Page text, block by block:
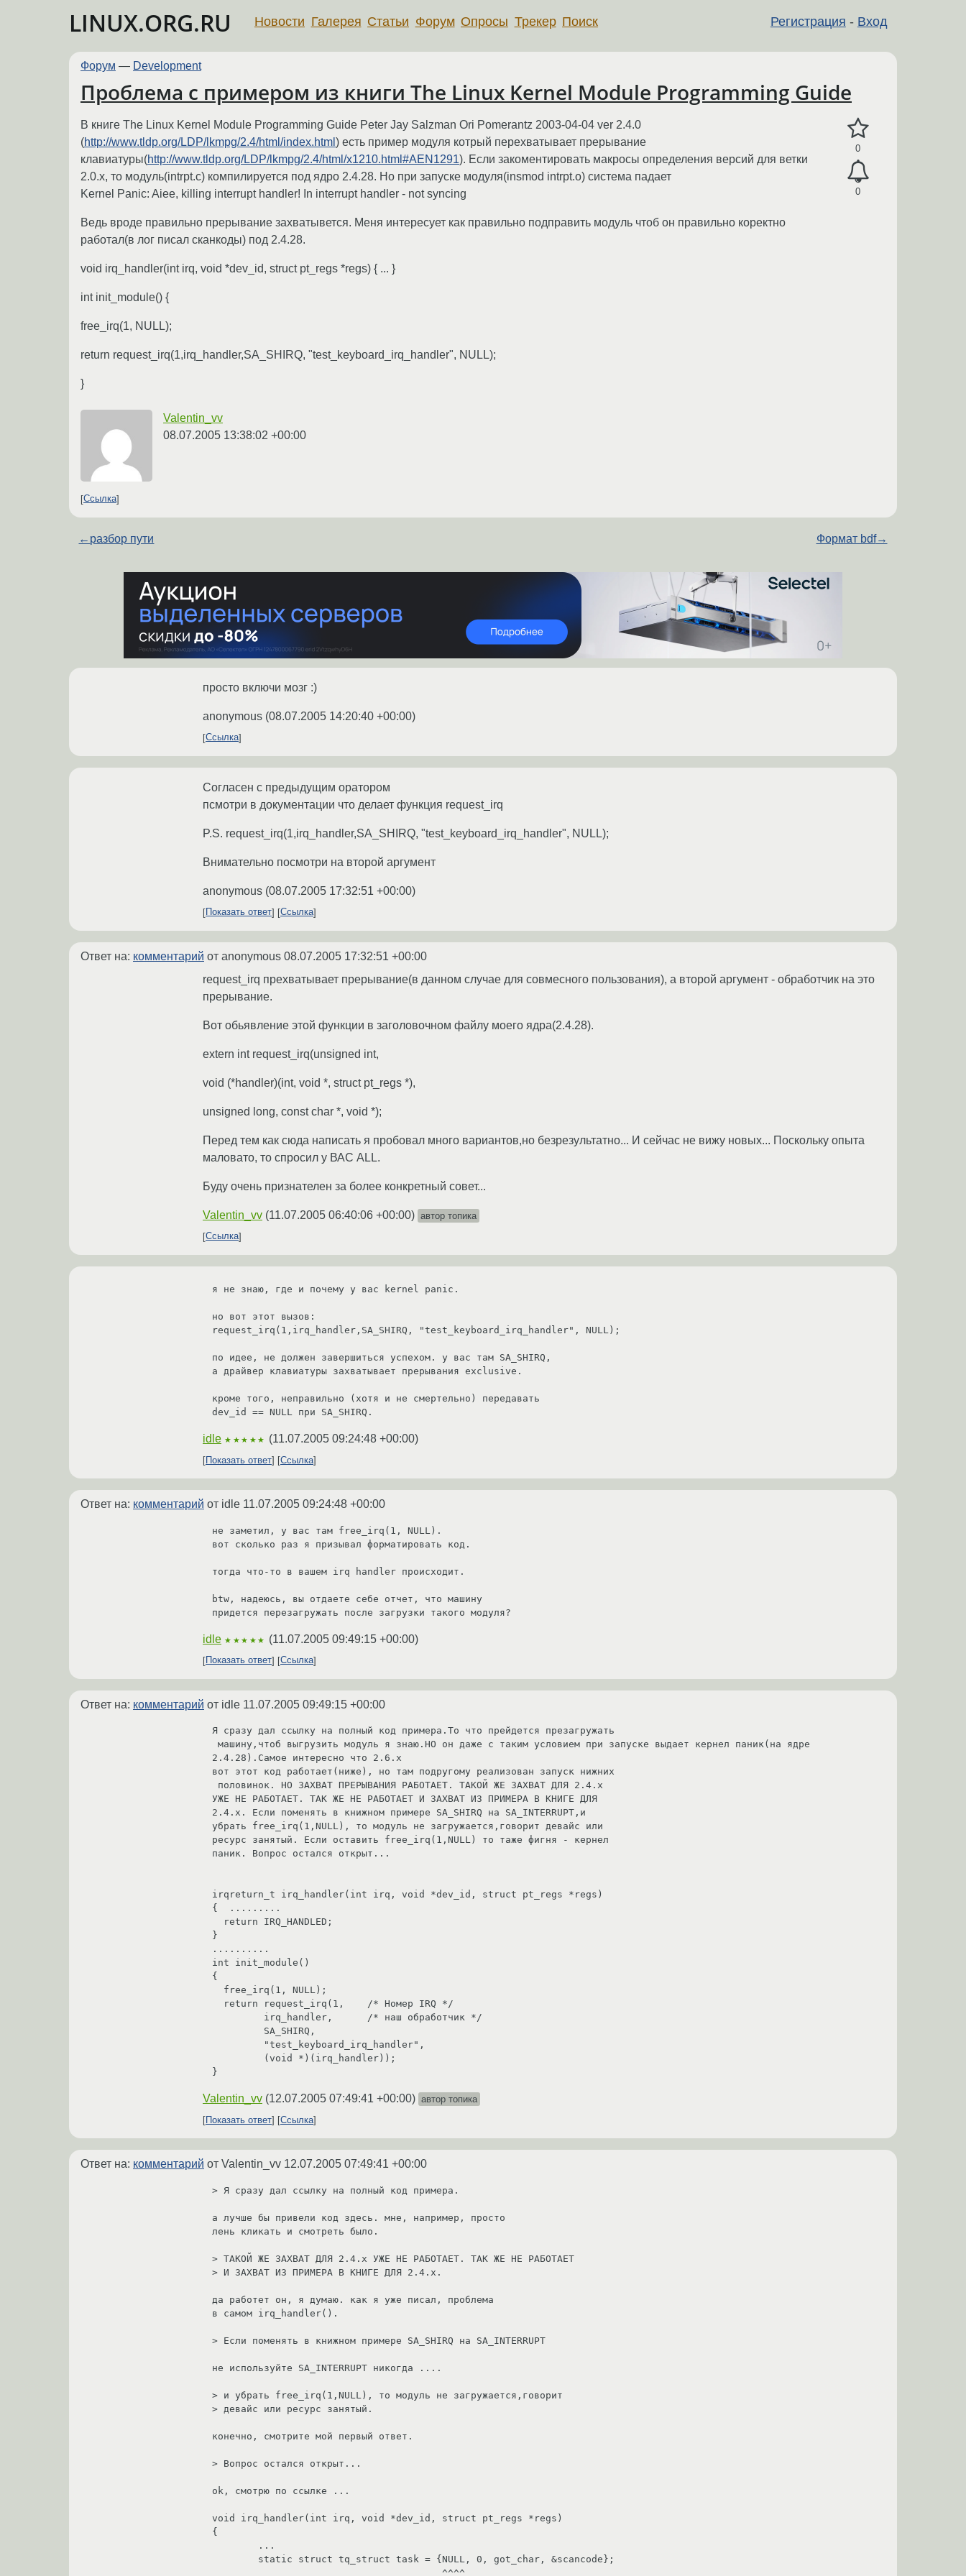
LINUX.ORG.RU Регистрация - Вход
Новости Галерея Статьи Форум Опросы Трекер Поиск
Форум — Development
Проблема с примером из книги The Linux Kernel Module Programming Guide
0
0
В книге The Linux Kernel Module Programming Guide Peter Jay Salzman Ori Pomerantz 2003-04-04 ver 2.4.0
(http://www.tldp.org/LDP/lkmpg/2.4/html/index.html ) есть пример модуля котрый перехватывает прерывание
клавиатуры(http://www.tldp.org/LDP/lkmpg/2.4/html/x1210.html#AEN1291). Если закоментировать макросы определения версий для ветки
2.0.х, то модуль(intrpt.c) компилируется под ядро 2.4.28. Но при запуске модуля(insmod intrpt.o) система падает
Kernel Panic: Aiee, killing interrupt handler! In interrupt handler - not syncing
Ведь вроде правильно прерывание захватывется. Меня интересует как правильно подправить модуль чтоб он правильно коректно
работал(в лог писал сканкоды) под 2.4.28.
void irq_handler(int irq, void *dev_id, struct pt_regs *regs) { ... }
int init_module() {
free_irq(1, NULL);
return request_irq(1,irq_handler,SA_SHIRQ, "test_keyboard_irq_handler", NULL);
}
Valentin_vv
08.07.2005 13:38:02 +00:00
Ссылка
← разбор пути Формат bdf→
просто включи мозг :)
anonymous (08.07.2005 14:20:40 +00:00)
Ссылка
Согласен с предыдущим оратором
псмотри в документации что делает функция request_irq
P.S. request_irq(1,irq_handler,SA_SHIRQ, "test_keyboard_irq_handler", NULL);
Внимательно посмотри на второй аргумент
anonymous (08.07.2005 17:32:51 +00:00)
Показать ответ Ссылка
Ответ на: комментарий от anonymous 08.07.2005 17:32:51 +00:00
request_irq прехватывает прерывание(в данном случае для совмесного пользования), а второй аргумент - обработчик на это
прерывание.
Вот обьявление этой функции в заголовочном файлу моего ядра(2.4.28).
extern int request_irq(unsigned int,
void (*handler)(int, void *, struct pt_regs *),
unsigned long, const char *, void *);
Перед тем как сюда написать я пробовал много вариантов,но безрезультатно... И сейчас не вижу новых... Поскольку опыта
маловато, то спросил у ВАС ALL.
Буду очень признателен за более конкретный совет...
Valentin_vv (11.07.2005 06:40:06 +00:00) автор топика
Ссылка
я не знаю, где и почему у вас kernel panic.
но вот этот вызов:
request_irq(1,irq_handler,SA_SHIRQ, "test_keyboard_irq_handler", NULL);
по идее, не должен завершиться успехом. у вас там SA_SHIRQ,
а драйвер клавиатуры захватывает прерывания exclusive.
кроме того, неправильно (хотя и не смертельно) передавать
idle ★★★★★ (11.07.2005 09:24:48 +00:00)
Показать ответ Ссылка
Ответ на: комментарий от idle 11.07.2005 09:24:48 +00:00
не заметил, у вас там free_irq(1, NULL).
вот сколько раз я призывал форматировать код.
тогда что-то в вашем irq handler происходит.
btw, надеюсь, вы отдаете себе отчет, что машину
придется перезагружать после загрузки такого модуля?
idle ★★★★★ (11.07.2005 09:49:15 +00:00)
Показать ответ Ссылка
Ответ на: комментарий от idle 11.07.2005 09:49:15 +00:00
Я сразу дал ссылку на полный код примера.То что прейдется презагружать
2.4.28).Самое интересно что 2.6.x
вот этот код работает(ниже), но там подругому реализован запуск нижних
УЖЕ НЕ РАБОТАЕТ. ТАК ЖЕ НЕ РАБОТАЕТ И ЗАХВАТ ИЗ ПРИМЕРА В КНИГЕ ДЛЯ
2.4.х. Если поменять в книжном примере SA_SHIRQ на SA_INTERRUPT,и
убрать free_irq(1,NULL), то модуль не загружается,говорит девайс или
ресурс занятый. Если оставить free_irq(1,NULL) то таже фигня - кернел
паник. Вопрос остался открыт...
irqreturn_t irq_handler(int irq, void *dev_id, struct pt_regs *regs)
{  .........
}
..........
int init_module()
{
}
Valentin_vv (12.07.2005 07:49:41 +00:00) автор топика
Показать ответ
Ссылка
Ответ на: комментарий от Valentin_vv 12.07.2005 07:49:41 +00:00
> Я сразу дал ссылку на полный код примера.
а лучше бы привели код здесь. мне, например, просто
лень кликать и смотреть было.
> ТАКОЙ ЖЕ ЗАХВАТ ДЛЯ 2.4.х УЖЕ НЕ РАБОТАЕТ. ТАК ЖЕ НЕ РАБОТАЕТ
> И ЗАХВАТ ИЗ ПРИМЕРА В КНИГЕ ДЛЯ 2.4.х.
да работет он, я думаю. как я уже писал, проблема
в самом irq_handler().
> Если поменять в книжном примере SA_SHIRQ на SA_INTERRUPT
не используйте SA_INTERRUPT никогда ....
> и убрать free_irq(1,NULL), то модуль не загружается,говорит
> девайс или ресурс занятый.
конечно, смотрите мой первый ответ.
> Вопрос остался открыт...
ok, смотрю по ссылке ...
void irq_handler(int irq, void *dev_id, struct pt_regs *regs)
{